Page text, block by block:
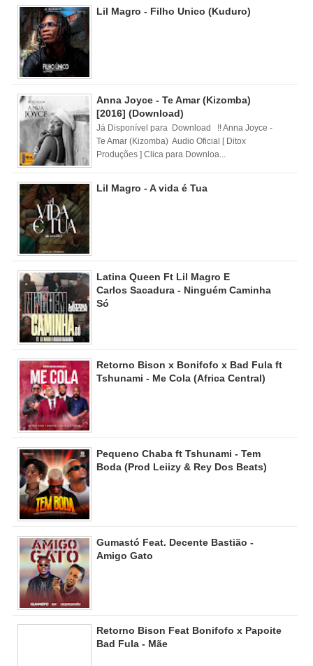
Lil Magro - Filho Unico (Kuduro)
Anna Joyce - Te Amar (Kizomba)
[2016] (Download)
Já Disponível para Download !! Anna Joyce -
Te Amar (Kizomba) Audio Oficial [ Ditox
Produções ] Clica para Downloa...
Lil Magro - A vida é Tua
Latina Queen Ft Lil Magro E
Carlos Sacadura - Ninguém Caminha
Só
Retorno Bison x Bonifofo x Bad Fula ft
Tshunami - Me Cola (Africa Central)
Pequeno Chaba ft Tshunami - Tem
Boda (Prod Leiizy & Rey Dos Beats)
Gumastó Feat. Decente Bastião -
Amigo Gato
Retorno Bison Feat Bonifofo x Papoite
Bad Fula - Mãe